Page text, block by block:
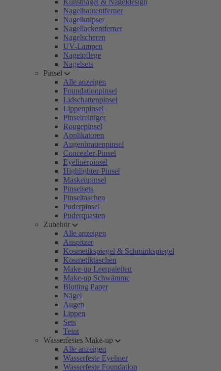
Kunstnägel & Nageldesign
Nagelhautentferner
Nagelknipser
Nagellackentferner
Nagelscheren
UV-Lampen
Nagelpflege
Nagelsets
Pinsel
Alle anzeigen
Foundationpinsel
Lidschattenpinsel
Lippenpinsel
Pinselreiniger
Rougepinsel
Applikatoren
Augenbrauenpinsel
Concealer-Pinsel
Eyelinerpinsel
Highlighter-Pinsel
Maskenpinsel
Pinselsets
Pinseltaschen
Puderpinsel
Puderquasten
Zubehör
Alle anzeigen
Anspitzer
Kosmetikspiegel & Schminkspiegel
Kosmetiktaschen
Make-up Leerpaletten
Make-up Schwämme
Blotting Paper
Nägel
Augen
Lippen
Sets
Teint
Wasserfestes Make-up
Alle anzeigen
Wasserfeste Eyeliner
Wasserfeste Foundation